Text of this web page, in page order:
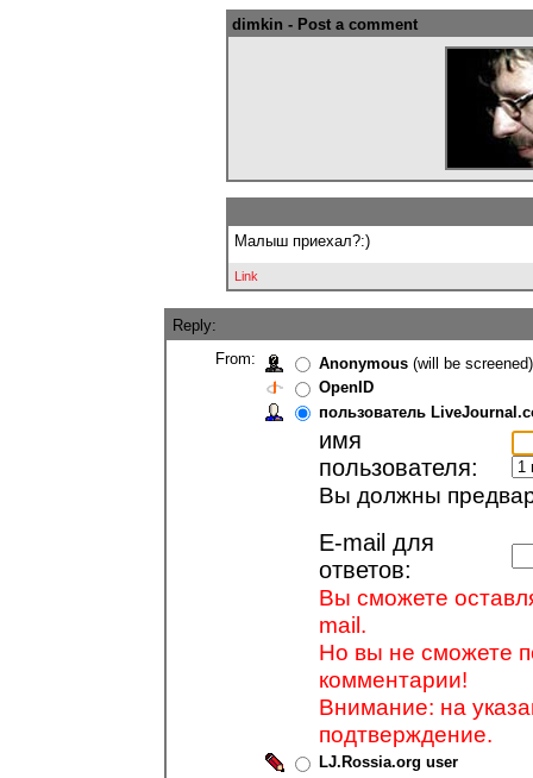
dimkin - Post a comment
Малыш приехал?:)
Link
Reply:
From:
Anonymous (will be screened)
OpenID
пользователь
имя
пользователя:
Вы должны
E-mail для
ответов:
Вы сможете
mail.
Но вы не сможете
комментарии!
Внимание: на
подтверждение.
LJ.Rossia.org user